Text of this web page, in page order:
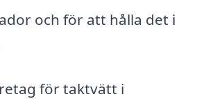
och för att hålla det i
för taktvätt i